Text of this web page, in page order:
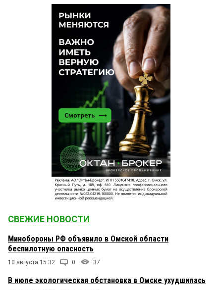
СВЕЖИЕ НОВОСТИ
Минобороны РФ объявило в Омской области
беспилотную опасность
10 августа 15:32 0 37
В июле экологическая обстановка в Омске ухудшилась